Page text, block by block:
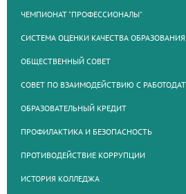
ЧЕМПИОНАТ "ПРОФЕССИОНАЛЫ"
СИСТЕМА ОЦЕНКИ КАЧЕСТВА ОБРАЗОВАНИЯ
ОБЩЕСТВЕННЫЙ СОВЕТ
СОВЕТ ПО ВЗАИМОДЕЙСТВИЮ С
ОБРАЗОВАТЕЛЬНЫЙ КРЕДИТ
ПРОФИЛАКТИКА И БЕЗОПАСНОСТЬ
ПРОТИВОДЕЙСТВИЕ КОРРУПЦИИ
ИСТОРИЯ КОЛЛЕДЖА